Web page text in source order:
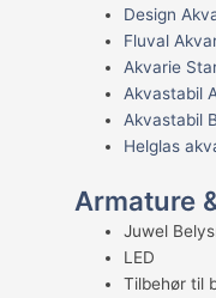
Design
Fluval
Akvarie
Akvastabil
Akvastabil
Helglas
Armature
Juwel
LED
Tilbehør til